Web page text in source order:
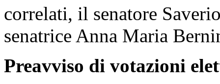
correlati, il senatore
senatrice Anna Maria
Preavviso di votazioni